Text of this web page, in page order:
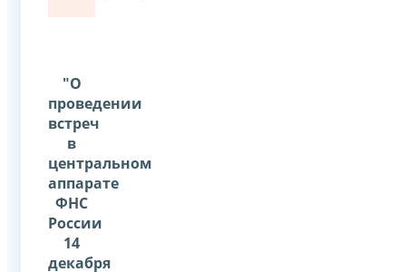
"О
проведении
встреч
в
центральном
аппарате
ФНС
России
14
декабря